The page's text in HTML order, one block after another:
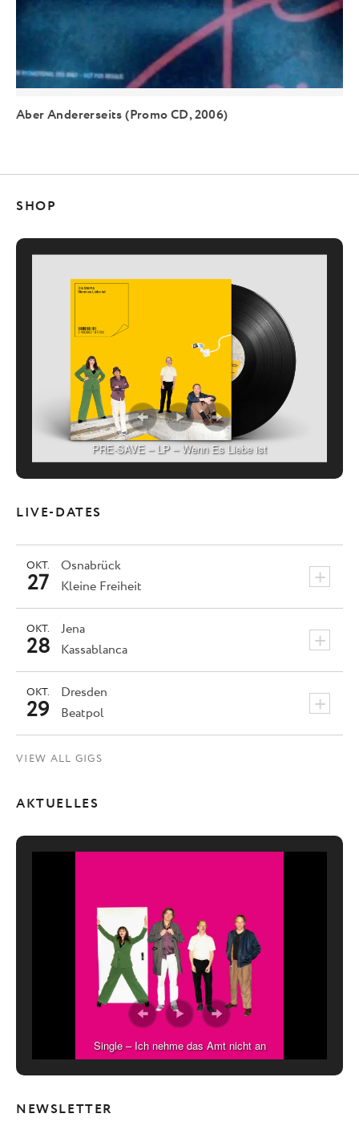
Aber Andererseits (Promo CD, 2006)
SHOP
PRE-SAVE – LP – Wenn Es Liebe ist
LIVE-DATES
Osnabrück +
OKT.
27 Kleine Freiheit
Jena +
OKT.
28 Kassablanca
Dresden +
OKT.
29 Beatpol
VIEW ALL GIGS
AKTUELLES
Single – Ich nehme das Amt nicht an
NEWSLETTER